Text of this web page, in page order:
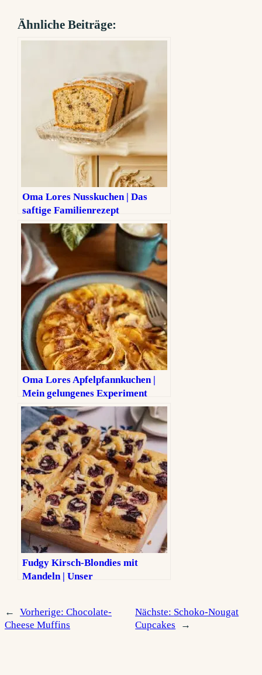
Ähnliche Beiträge:
Oma Lores Nusskuchen | Das
saftige Familienrezept
Oma Lores Apfelpfannkuchen |
Mein gelungenes Experiment
Fudgy Kirsch-Blondies mit
Mandeln | Unser
← Vorherige: Chocolate-
Cheese Muffins
Nächste: Schoko-Nougat
Cupcakes
→